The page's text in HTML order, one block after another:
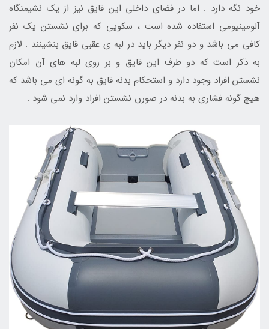
خود نگه دارد . اما در فضای داخلی این قایق نیز از یک نشیمنگاه
آلومینیومی استفاده شده است ، سکویی که برای نشستن یک نفر
کافی می باشد و دو نفر دیگر باید در لبه ی عقبی قایق بنشینند . لازم
به ذکر است که دو طرف این قایق و بر روی لبه های آن امکان
نشستن افراد وجود دارد و استحکام بدنه قایق به گونه ای می باشد که
هیچ گونه فشاری به بدنه در صورن نشستن افراد وارد نمی شود .